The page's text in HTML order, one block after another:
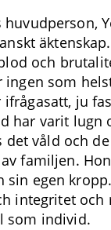
huvudperson,
och
som
ju
har varit
våld och
familjen.
egen
integritet och
som individ.